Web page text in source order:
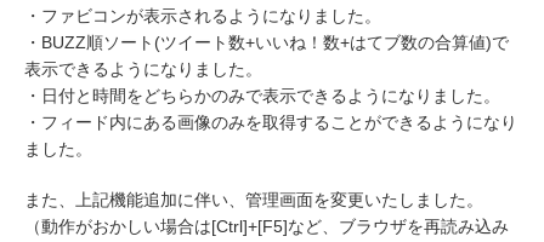
・ファビコンが表示されるようになりました。
・BUZZ順ソート(ツイート数+いいね！数+はてブ数の合算値)で
表示できるようになりました。
・日付と時間をどちらかのみで表示できるようになりました。
・フィード内にある画像のみを取得することができるようになり
ました。
また、上記機能追加に伴い、管理画面を変更いたしました。
（動作がおかしい場合は[Ctrl]+[F5]など、ブラウザを再読み込み